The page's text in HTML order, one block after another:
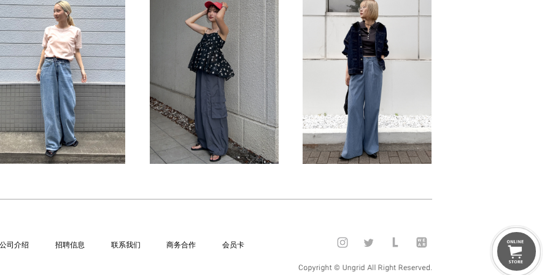
公司介绍 招聘信息 联系我们 商务合作 会员卡